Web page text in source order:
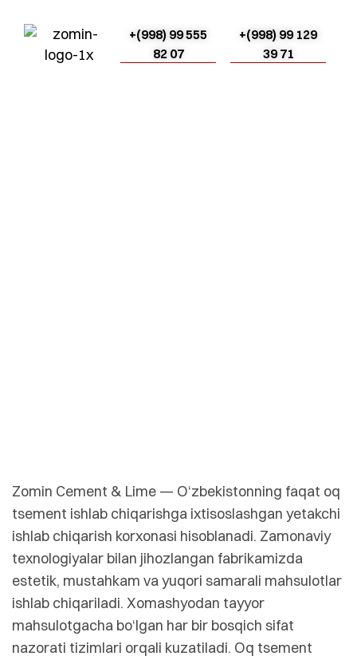
+(998) 99 555
82 07
+(998) 99 129
39 71
Zomin Cement & Lime — O‘zbekistonning faqat oq
tsement ishlab chiqarishga ixtisoslashgan yetakchi
ishlab chiqarish korxonasi hisoblanadi. Zamonaviy
texnologiyalar bilan jihozlangan fabrikamizda
estetik, mustahkam va yuqori samarali mahsulotlar
ishlab chiqariladi. Xomashyodan tayyor
mahsulotgacha bo‘lgan har bir bosqich sifat
nazorati tizimlari orqali kuzatiladi. Oq tsement